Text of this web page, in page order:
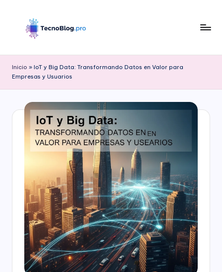
l
o
d
o
o
Inicio » IoT y Big Data: Transformando Datos en Valor para
Empresas y Usuarios